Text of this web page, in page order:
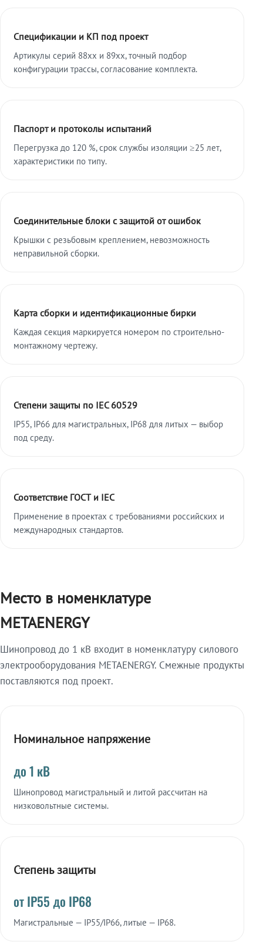
Спецификации и КП под проект
Артикулы серий 88xx и 89xx, точный подбор
конфигурации трассы, согласование комплекта.
Паспорт и протоколы испытаний
Перегрузка до 120 %, срок службы изоляции ≥25 лет,
характеристики по типу.
Соединительные блоки с защитой от ошибок
Крышки с резьбовым креплением, невозможность
неправильной сборки.
Карта сборки и идентификационные бирки
Каждая секция маркируется номером по строительно-
монтажному чертежу.
Степени защиты по IEC 60529
IP55, IP66 для магистральных, IP68 для литых — выбор
под среду.
Соответствие ГОСТ и IEC
Применение в проектах с требованиями российских и
международных стандартов.
Место в номенклатуре
METAENERGY
Шинопровод до 1 кВ входит в номенклатуру силового
электрооборудования METAENERGY. Смежные продукты
поставляются под проект.
Номинальное напряжение
до 1 кВ
Шинопровод магистральный и литой рассчитан на
низковольтные системы.
Степень защиты
от IP55 до IP68
Магистральные — IP55/IP66, литые — IP68.